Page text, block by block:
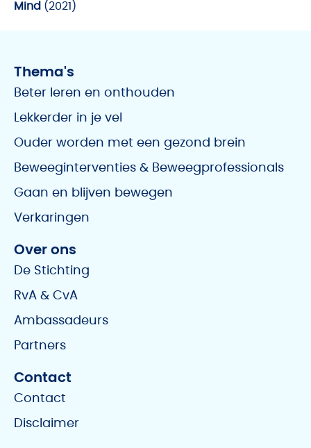
Mind (2021)
Thema's
Beter leren en onthouden
Lekkerder in je vel
Ouder worden met een gezond brein
Beweeginterventies & Beweegprofessionals
Gaan en blijven bewegen
Verkaringen
Over ons
De Stichting
RvA & CvA
Ambassadeurs
Partners
Contact
Contact
Disclaimer